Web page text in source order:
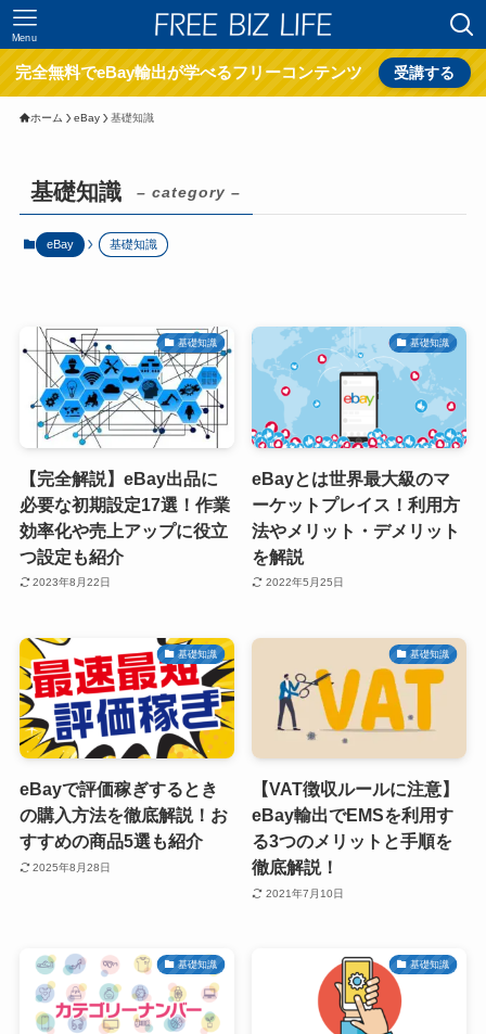
Menu
完全無料でeBay輸出が学べるフリーコンテンツ 受講する
ホーム eBay 基礎知識
基礎知識 – category –
eBay 基礎知識
基礎知識
【完全解説】eBay出品に
必要な初期設定17選！作業
効率化や売上アップに役立
つ設定も紹介
2023年8月22日
基礎知識
eBayとは世界最大級のマ
ーケットプレイス！利用方
法やメリット・デメリット
を解説
2022年5月25日
基礎知識
eBayで評価稼ぎするとき
の購入方法を徹底解説！お
すすめの商品5選も紹介
2025年8月28日
基礎知識
【VAT徴収ルールに注意】
eBay輸出でEMSを利用す
る3つのメリットと手順を
徹底解説！
2021年7月10日
基礎知識 基礎知識